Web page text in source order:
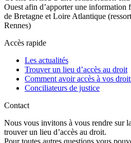
Ouest afin d’apporter une information
de Bretagne et Loire Atlantique
Rennes)
Accès rapide
Les actualités
Trouver un lieu d’accès au droit
Comment avoir accès à vos
Conciliateurs de justice
Contact
Nous vous invitons à vous rendre sur la
trouver un lieu d’accès au droit.
Pour toutes autres questions vous